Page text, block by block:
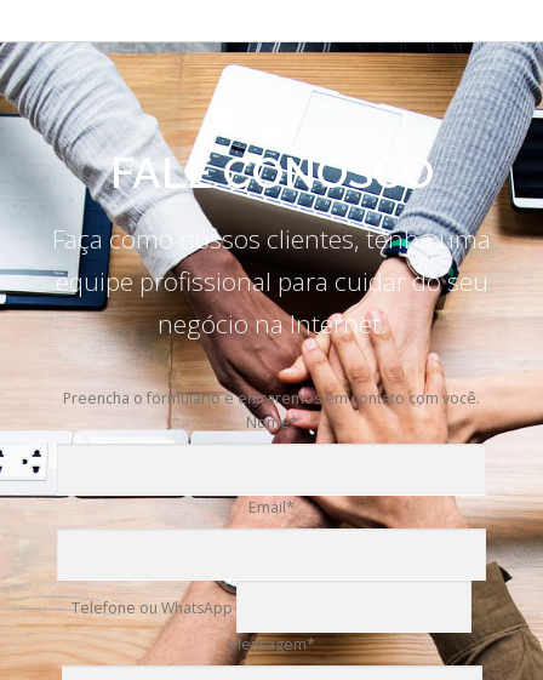
FALE CONOSCO
Faça como nossos clientes, tenha uma
equipe profissional para cuidar do seu
negócio na Internet.
Preencha o formulário e entraremos em contato com você.
Nome*
Email*
Telefone ou WhatsApp
Mensagem*